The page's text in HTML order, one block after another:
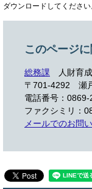
ダウンロードしてください
このページ
総務課
人財育
〒701-4292
瀬
電話番号：
ファクシミリ：
メールでのお問